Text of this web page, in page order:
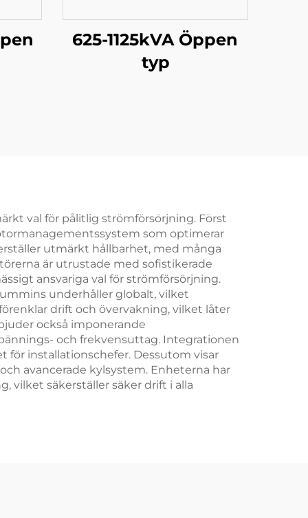
625-1125kVA Öppen
typ
val för pålitlig strömförsörjning. Först
som optimerar
utmärkt hållbarhet, med många
är utrustade med sofistikerade
ansvariga val för strömförsörjning.
underhåller globalt, vilket
drift och övervakning, vilket låter
också imponerande
och frekvensuttag. Integrationen
installationschefer. Dessutom visar
avancerade kylsystem. Enheterna har
vilket säkerställer säker drift i alla